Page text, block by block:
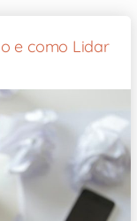
e como Lidar